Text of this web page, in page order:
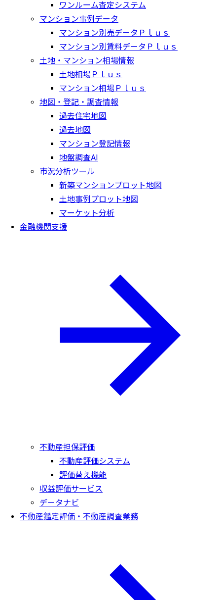
ワンルーム査定システム
マンション事例データ
マンション別売データＰｌｕｓ
マンション別賃料データＰｌｕｓ
土地・マンション相場情報
土地相場Ｐｌｕｓ
マンション相場Ｐｌｕｓ
地図・登記・調査情報
過去住宅地図
過去地図
マンション登記情報
地盤調査AI
市況分析ツール
新築マンションプロット地図
土地事例プロット地図
マーケット分析
金融機関支援
不動産担保評価
不動産評価システム
評価替え機能
収益評価サービス
データナビ
不動産鑑定評価・不動産調査業務